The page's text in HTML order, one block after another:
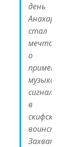
день
Анахарсис
стал
мечтать
о
применении
музыкальных
сигналов
в
скифском
воинстве.
Захватив